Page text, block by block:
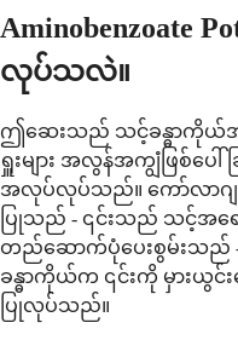
လုပ်သလဲ။
ဤဆေးသည် သင့်ခန္ဓာကိုယ်အ
ရှူးများ အလွန်အကျွံဖြစ်ပေ
အလုပ်လုပ်သည်။ ကော်လာဂ
ပြုသည် - ၎င်းသည် သင့်အရေ
တည်ဆောက်ပုံပေးစွမ်းသည်
ခန္ဓာကိုယ်က ၎င်းကို မှားယွင်
ပြုလုပ်သည်။